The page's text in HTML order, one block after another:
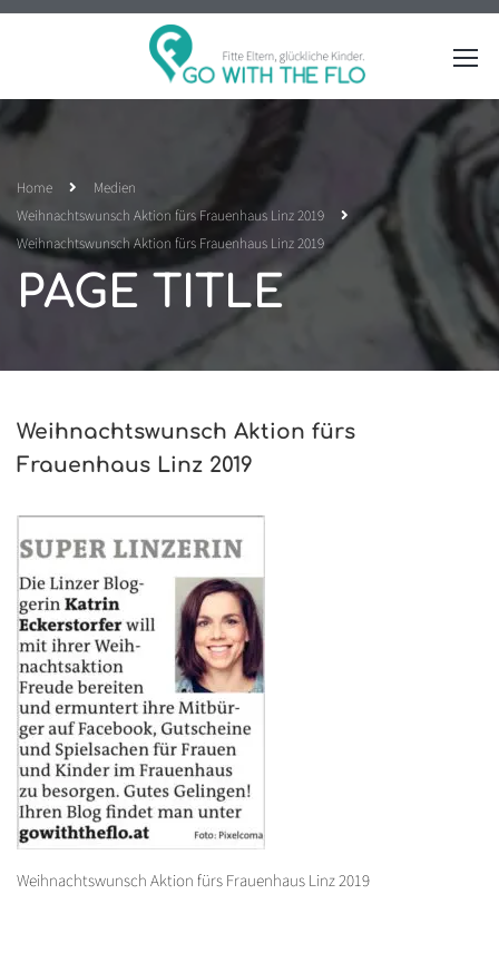
Home
Medien
Weihnachtswunsch Aktion fürs Frauenhaus Linz 2019
Weihnachtswunsch Aktion fürs Frauenhaus Linz 2019
PAGE TITLE
Weihnachtswunsch Aktion fürs
Frauenhaus Linz 2019
Weihnachtswunsch Aktion fürs Frauenhaus Linz 2019